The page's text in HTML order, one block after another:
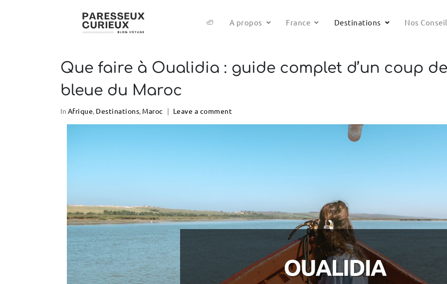
🦥 A propos France Destinations Nos
Que faire à Oualidia : guide complet d’un coup
bleue du Maroc
In Afrique, Destinations, Maroc Leave a comment